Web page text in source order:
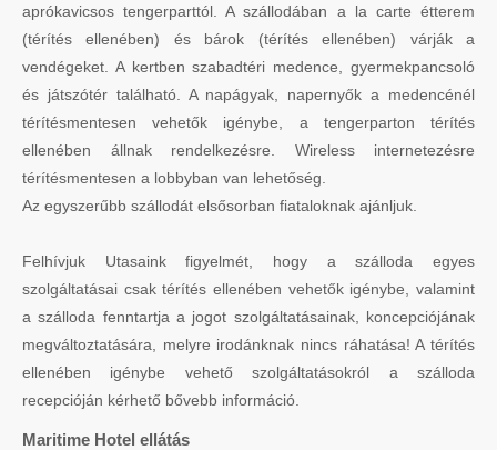
aprókavicsos tengerparttól. A szállodában a la carte étterem
(térítés ellenében) és bárok (térítés ellenében) várják a
vendégeket. A kertben szabadtéri medence, gyermekpancsoló
és játszótér található. A napágyak, napernyők a medencénél
térítésmentesen vehetők igénybe, a tengerparton térítés
ellenében állnak rendelkezésre. Wireless internetezésre
térítésmentesen a lobbyban van lehetőség.
Az egyszerűbb szállodát elsősorban fiataloknak ajánljuk.
Felhívjuk Utasaink figyelmét, hogy a szálloda egyes
szolgáltatásai csak térítés ellenében vehetők igénybe, valamint
a szálloda fenntartja a jogot szolgáltatásainak, koncepciójának
megváltoztatására, melyre irodánknak nincs ráhatása! A térítés
ellenében igénybe vehető szolgáltatásokról a szálloda
recepcióján kérhető bővebb információ.
Maritime Hotel ellátás